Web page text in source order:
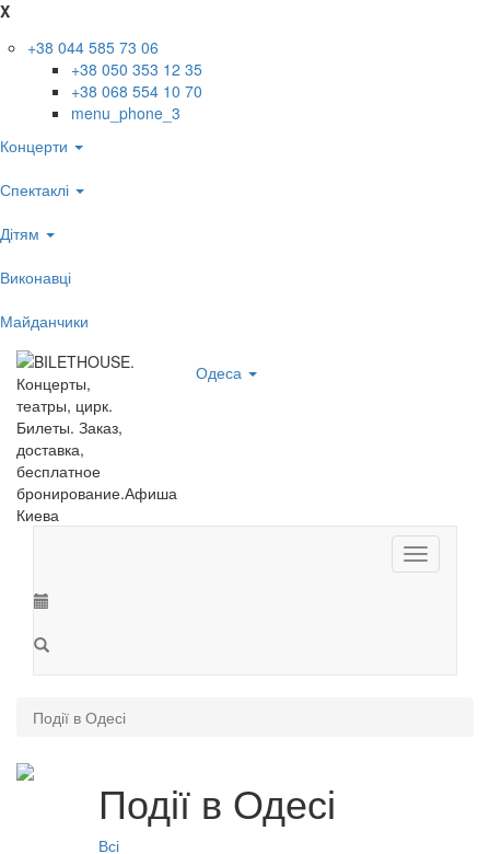
X
+38 044 585 73 06
+38 050 353 12 35
+38 068 554 10 70
menu_phone_3
Концерти
Спектаклі
Дітям
Виконавці
Майданчики
Одеса
Toggle
navigation
Події в Одесі
Події в Одесі
Всі